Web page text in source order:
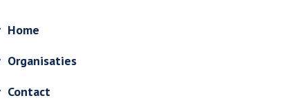
Home
Organisaties
Contact